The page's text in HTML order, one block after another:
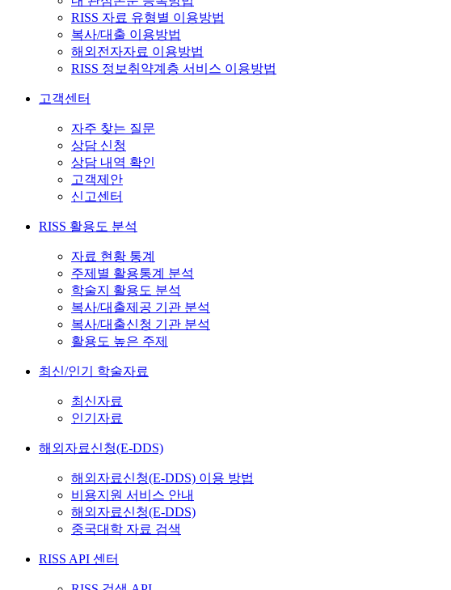
RISS 자료 유형별 이용방법
복사/대출 이용방법
해외전자자료 이용방법
RISS 정보취약계층 서비스 이용방법
고객센터
자주 찾는 질문
상담 신청
상담 내역 확인
고객제안
신고센터
RISS 활용도 분석
자료 현황 통계
주제별 활용통계 분석
학술지 활용도 분석
복사/대출제공 기관 분석
복사/대출신청 기관 분석
활용도 높은 주제
최신/인기 학술자료
최신자료
인기자료
해외자료신청(E-DDS)
해외자료신청(E-DDS) 이용 방법
비용지원 서비스 안내
해외자료신청(E-DDS)
중국대학 자료 검색
RISS API 센터